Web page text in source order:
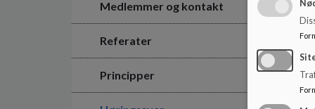
Medlemmer og kontakt
Referater
Principper